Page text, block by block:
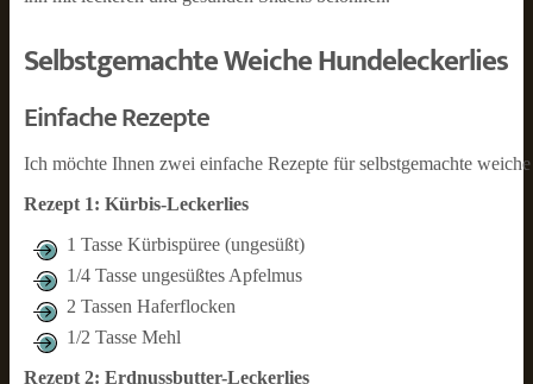
Selbstgemachte Weiche Hundeleckerlies
Einfache Rezepte
Ich möchte Ihnen zwei einfache Rezepte für selbstgemachte
Rezept 1: Kürbis-Leckerlies
1 Tasse Kürbispüree (ungesüßt)
1/4 Tasse ungesüßtes Apfelmus
2 Tassen Haferflocken
1/2 Tasse Mehl
Rezept 2: Erdnussbutter-Leckerlies